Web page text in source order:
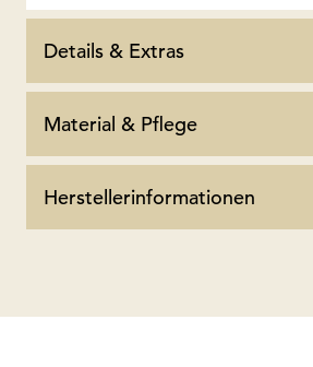
Details & Extras
Material & Pflege
Herstellerinformationen